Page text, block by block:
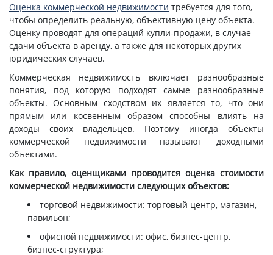
Оценка коммерческой недвижимости требуется для того,
чтобы определить реальную, объективную цену объекта.
Оценку проводят для операций купли-продажи, в случае
сдачи объекта в аренду, а также для некоторых других
юридических случаев.
Коммерческая недвижимость включает разнообразные
понятия, под которую подходят самые разнообразные
объекты. Основным сходством их является то, что они
прямым или косвенным образом способны влиять на
доходы своих владельцев. Поэтому иногда объекты
коммерческой недвижимости называют доходными
объектами.
Как правило, оценщиками проводится оценка стоимости
коммерческой недвижимости следующих объектов:
торговой недвижимости: торговый центр, магазин,
павильон;
офисной недвижимости: офис, бизнес-центр,
бизнес-структура;